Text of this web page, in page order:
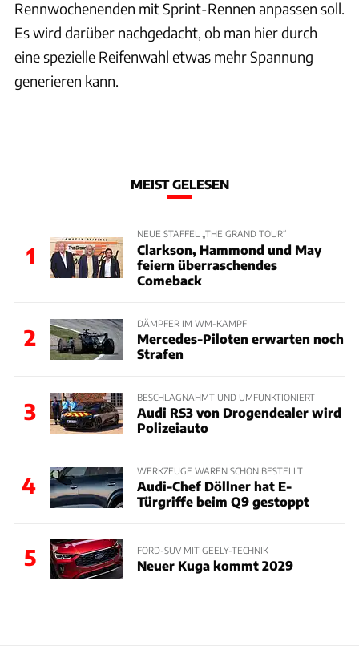
Rennwochenenden mit Sprint-Rennen anpassen soll.
Es wird darüber nachgedacht, ob man hier durch
eine spezielle Reifenwahl etwas mehr Spannung
generieren kann.
MEIST GELESEN
1
NEUE STAFFEL „THE GRAND TOUR“
Clarkson, Hammond und May
feiern überraschendes
Comeback
2
DÄMPFER IM WM-KAMPF
Mercedes-Piloten erwarten noch
Strafen
3
BESCHLAGNAHMT UND UMFUNKTIONIERT
Audi RS3 von Drogendealer wird
Polizeiauto
4
WERKZEUGE WAREN SCHON BESTELLT
Audi-Chef Döllner hat E-
Türgriffe beim Q9 gestoppt
5 FORD-SUV MIT GEELY-TECHNIK
Neuer Kuga kommt 2029